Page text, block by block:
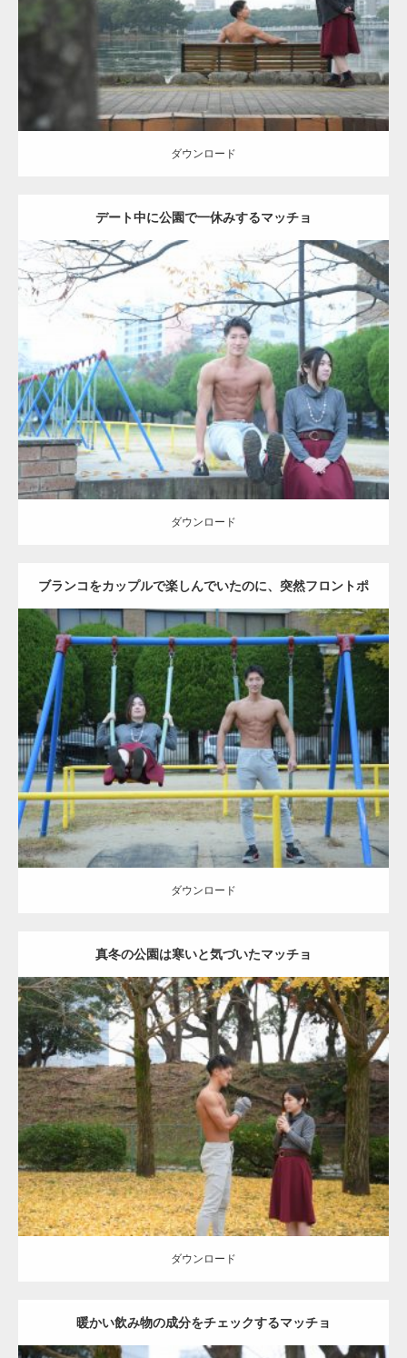
ダウンロード
ダウンロード
デート中に公園で一休みするマッチョ
Update:2021.07.6
Category:公園のマッチョ その他 AKIHITO(細マッチョ) 腹筋
ダウンロード
ダウンロード
ブランコをカップルで楽しんでいたのに、突然フロントポ
ーズをするマッチョ
Update: 2021.07.6
Category:公園のマッチョ その他 AKIHITO(細マッチョ) 腹筋 大胸筋
ダウンロード
ダウンロード
真冬の公園は寒いと気づいたマッチョ
Update: 2021.07.8
Category:公園のマッチョ その他 AKIHITO(細マッチョ) 上腕三頭筋
肩
ダウンロード
ダウンロード
暖かい飲み物の成分をチェックするマッチョ